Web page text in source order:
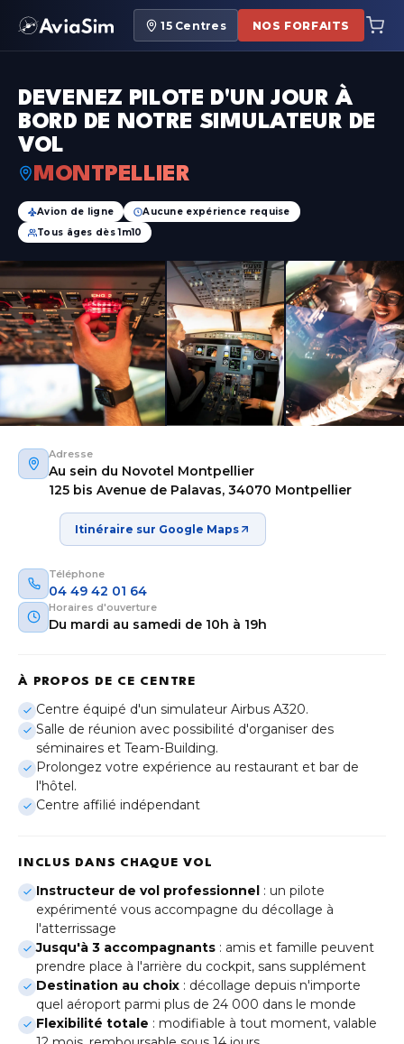
15Centres NOS FORFAITS
Aix-en-Provence
Provence-Alpes-Côte d'Azur
Bordeaux
Nouvelle-Aquitaine
Genève
Hauts-de-France
Lyon
Auvergne-Rhône-Alpes
Metz
Grand Est
DEVENEZ PILOTE D'UN JOUR À
BORD DE NOTRE SIMULATEUR DE
VOL
MONTPELLIER
Avion de ligne
Aucune expérience requise
Tous âges dès 1m10
Adresse
Au sein du Novotel Montpellier
125 bis Avenue de Palavas, 34070 Montpellier
Itinéraire sur Google Maps
Téléphone
04 49 42 01 64
Horaires d'ouverture
Du mardi au samedi de 10h à 19h
À PROPOS DE CE CENTRE
Centre équipé d'un simulateur Airbus A320.
Salle de réunion avec possibilité d'organiser des
séminaires et Team-Building.
Prolongez votre expérience au restaurant et bar de
l'hôtel.
Centre affilié indépendant
INCLUS DANS CHAQUE VOL
Instructeur de vol professionnel : un pilote
expérimenté vous accompagne du décollage à
l'atterrissage
Jusqu'à 3 accompagnants : amis et famille peuvent
prendre place à l'arrière du cockpit, sans supplément
Destination au choix : décollage depuis n'importe
quel aéroport parmi plus de 24 000 dans le monde
Flexibilité totale : modifiable à tout moment, valable